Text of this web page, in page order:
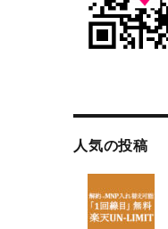
人気の投稿